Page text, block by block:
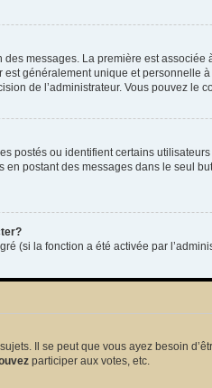
messages. La première est
généralement unique et personnelle
de l’administrateur. Vous pouvez le
postés ou identifient certains
en postant des messages dans le seul
(si la fonction a été activée par
Il se peut que vous ayez besoin
participer aux votes, etc.